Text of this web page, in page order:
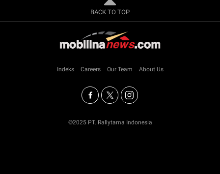
BACK TO TOP
Indeks Careers Our Team About Us
©2025 PT. Rallytama Indonesia